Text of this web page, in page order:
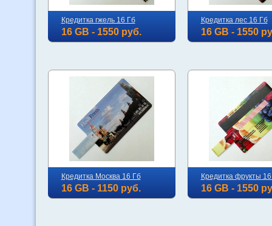
Кредитка гжель 16 Гб
16 GB - 1550 руб.
Кредитка лес 16 Гб
16 GB - 1550
Кредитка Москва 16 Гб
16 GB - 1150 руб.
Кредитка фрукты
16 GB - 1550